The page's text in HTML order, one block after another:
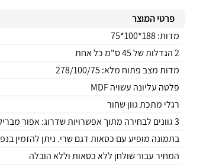
פרטי המוצר
מדות: 188*100*75
2 הגדלות של 45 ס"מ כל אחת
מדות מצב פתוח מלא: 278/100/75
פלטה עליונה עשויה MDF
רגלי מתכת גוון שחור
3 גוונים לבחירה מתוך אפשרויות שדרוג: אפור מבריק עם גידי נחושת, קוסמוס חום דמוי שיש, אלון מט
בתמונה מופיע עם כסאות דגם שרי. ניתן להזמין
המחיר עבור שולחן ללא כסאות וללא הובלה